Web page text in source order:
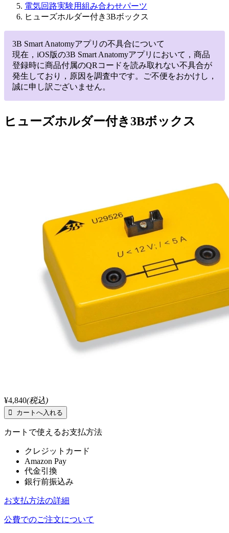
電気回路実験用組み合わせパーツ
ヒューズホルダー付き3Bボックス
3B Smart Anatomyアプリの不具合について
現在，iOS版の3B Smart Anatomyアプリにおいて，商品
登録時に商品付属のQRコードを読み取れない不具合が
発生しており，原因を調査中です。ご不便をおかけし，
誠に申し訳ございません。
ヒューズホルダー付き3Bボックス
¥4,840(税込)
カートで使えるお支払方法
クレジットカード
Amazon Pay
代金引換
銀行前振込み
お支払方法の詳細
公費でのご注文について